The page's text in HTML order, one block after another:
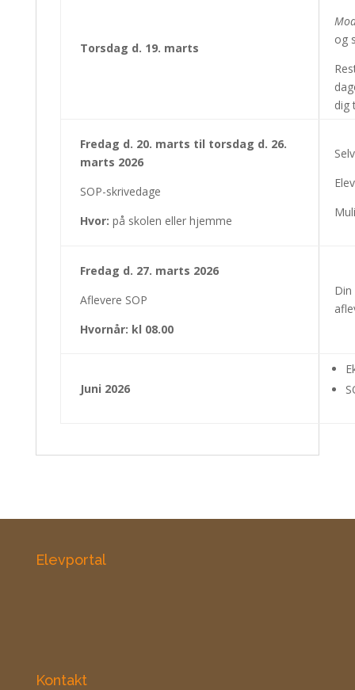
Torsdag d. 19. marts
og
dig
Fredag d. 20. marts til torsdag d. 26.
marts 2026
SOP-skrivedage
Hvor: på skolen eller hjemme
Fredag d. 27. marts 2026
Aflevere SOP
Hvornår: kl 08.00
Juni 2026
Elevportal
Kontakt